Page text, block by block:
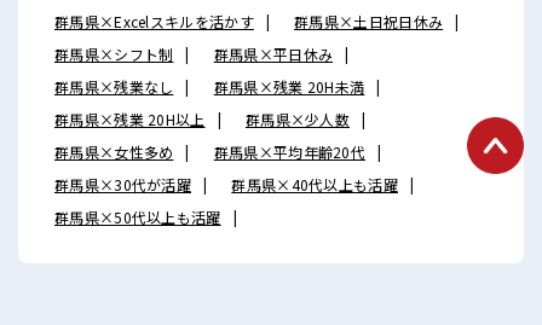
群馬県×Excelスキルを活かす
群馬県×土日祝日休み
群馬県×シフト制
群馬県×平日休み
群馬県×残業なし
群馬県×残業 20H未満
群馬県×残業 20H以上
群馬県×少人数
群馬県×女性多め
群馬県×平均年齢20代
群馬県×30代が活躍
群馬県×40代以上も活躍
群馬県×50代以上も活躍